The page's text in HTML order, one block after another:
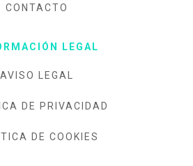
CONTACTO
LEGAL
AVISO LEGAL
DE PRIVACIDAD
DE COOKIES